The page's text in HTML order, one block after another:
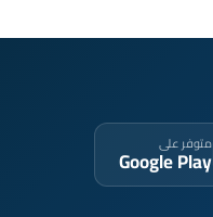
متوفر على
Google Play